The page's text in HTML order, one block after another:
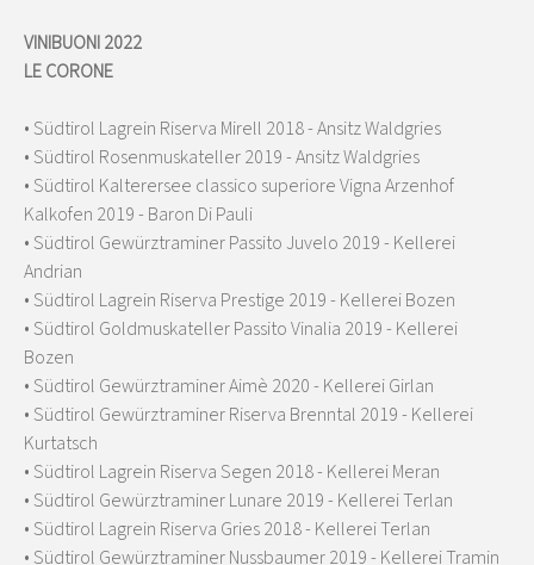
VINIBUONI 2022
LE CORONE
• Südtirol Lagrein Riserva Mirell 2018 - Ansitz Waldgries
• Südtirol Rosenmuskateller 2019 - Ansitz Waldgries
• Südtirol Kalterersee classico superiore Vigna Arzenhof
Kalkofen 2019 - Baron Di Pauli
• Südtirol Gewürztraminer Passito Juvelo 2019 - Kellerei
Andrian
• Südtirol Lagrein Riserva Prestige 2019 - Kellerei Bozen
• Südtirol Goldmuskateller Passito Vinalia 2019 - Kellerei
Bozen
• Südtirol Gewürztraminer Aimè 2020 - Kellerei Girlan
• Südtirol Gewürztraminer Riserva Brenntal 2019 - Kellerei
Kurtatsch
• Südtirol Lagrein Riserva Segen 2018 - Kellerei Meran
• Südtirol Gewürztraminer Lunare 2019 - Kellerei Terlan
• Südtirol Lagrein Riserva Gries 2018 - Kellerei Terlan
• Südtirol Gewürztraminer Nussbaumer 2019 - Kellerei Tramin